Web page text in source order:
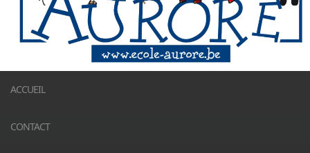
ACCUEIL
CONTACT